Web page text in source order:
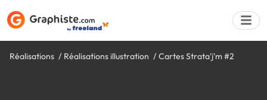
Réalisations Réalisations illustration Cartes Strata'j'm #2